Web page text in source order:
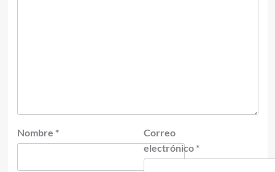
Nombre *
Correo
electrónico *